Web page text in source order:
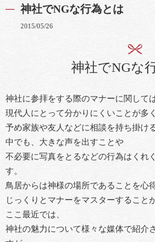
神社でNGな行為とは
2015/05/26
神社でNGな
神社に参拝をする際のマナーに関しては
現代人にとって分かりにくいことが多
予め家族や友人などに相談を持ち掛け
中でも、大きな声を出すことや
不必要に写真をとるなどの行為はくれ
す。
鳥居からは神様の場所であることを心
じっくりとマナーをマスターすること
ここ最近では、
神社の魅力について様々な媒体で紹介